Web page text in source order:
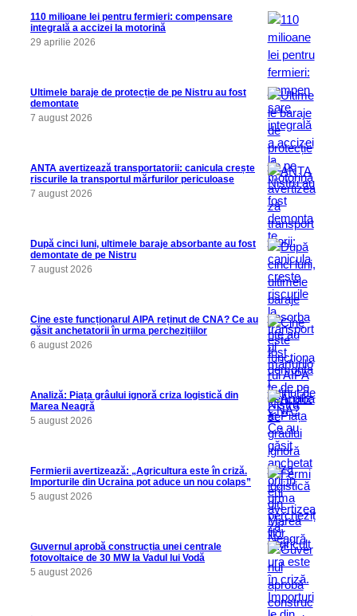
110 milioane lei pentru fermieri: compensare
integrală a accizei la motorină
29 aprilie 2026
Ultimele baraje de protecție de pe Nistru au fost
demontate
7 august 2026
ANTA avertizează transportatorii: canicula crește
riscurile la transportul mărfurilor periculoase
7 august 2026
După cinci luni, ultimele baraje absorbante au fost
demontate de pe Nistru
7 august 2026
Cine este funcționarul AIPA reținut de CNA? Ce au
găsit anchetatorii în urma perchezițiilor
6 august 2026
Analiză: Piața grâului ignoră criza logistică din
Marea Neagră
5 august 2026
Fermierii avertizează: „Agricultura este în criză.
Importurile din Ucraina pot aduce un nou colaps”
5 august 2026
Guvernul aprobă construcția unei centrale
fotovoltaice de 30 MW la Vadul lui Vodă
5 august 2026